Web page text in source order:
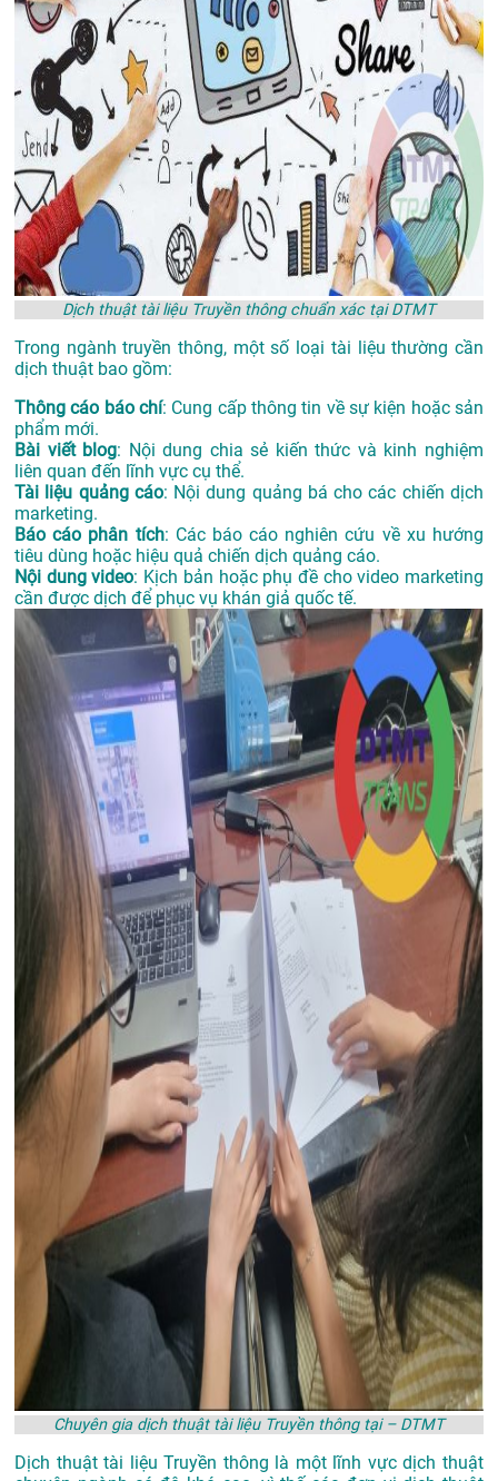
Dịch thuật tài liệu Truyền thông chuẩn xác tại DTMT
Trong ngành truyền thông, một số loại tài liệu thường cần
dịch thuật bao gồm:
Thông cáo báo chí: Cung cấp thông tin về sự kiện hoặc sản
phẩm mới.
Bài viết blog: Nội dung chia sẻ kiến thức và kinh nghiệm
liên quan đến lĩnh vực cụ thể.
Tài liệu quảng cáo: Nội dung quảng bá cho các chiến dịch
marketing.
Báo cáo phân tích: Các báo cáo nghiên cứu về xu hướng
tiêu dùng hoặc hiệu quả chiến dịch quảng cáo.
Nội dung video: Kịch bản hoặc phụ đề cho video marketing
cần được dịch để phục vụ khán giả quốc tế.
Chuyên gia dịch thuật tài liệu Truyền thông tại – DTMT
Dịch thuật tài liệu Truyền thông là một lĩnh vực dịch thuật